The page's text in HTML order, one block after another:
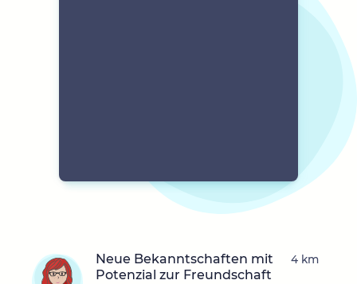
Neue Bekanntschaften mit
Potenzial zur Freundschaft
4 km